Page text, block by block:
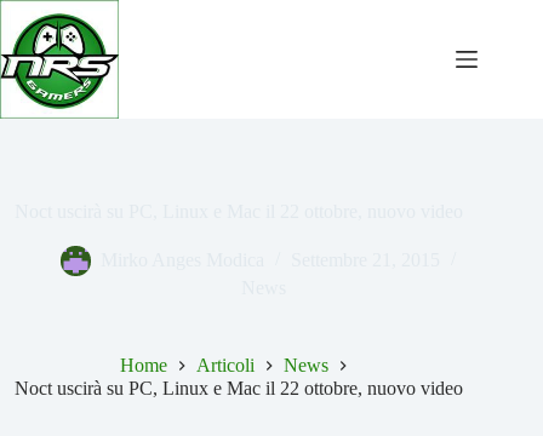
Salta
contenuto
Home Articoli
News
Noct uscirà su PC, Linux e Mac il 22 ottobre, nuovo video